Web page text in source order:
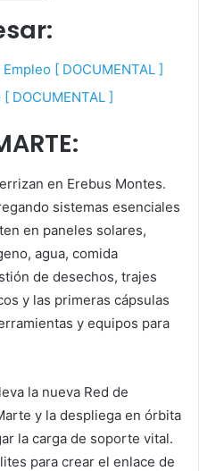
[ DOCUMENTAL ]
DOCUMENTAL ]
en Erebus Montes.
sistemas esenciales
en paneles solares,
agua, comida
de desechos, trajes
y las primeras cápsulas
y equipos para
la nueva Red de
y la despliega en órbita
la carga de soporte vital.
para crear el enlace de